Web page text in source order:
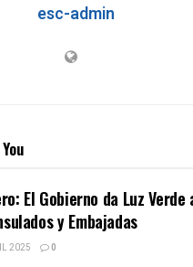
esc-admin
El Gobierno da Luz Verde
y Embajadas
2025 0